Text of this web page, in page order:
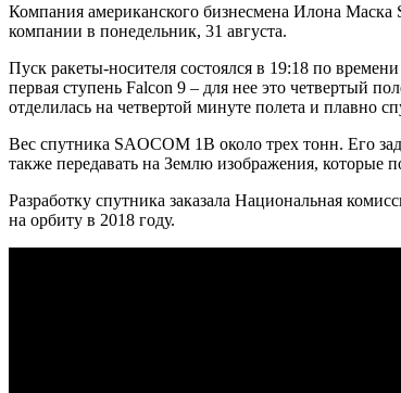
Компания американского бизнесмена Илона Маска
компании в понедельник, 31 августа.
Пуск ракеты-носителя состоялся в 19:18 по
первая ступень Falcon 9 – для нее это четвертый
отделилась на четвертой минуте полета и плавно
Вес спутника SAOCOM 1B около трех тонн. Его
также передавать на Землю изображения, которые
Разработку спутника заказала Национальная
на орбиту в 2018 году.